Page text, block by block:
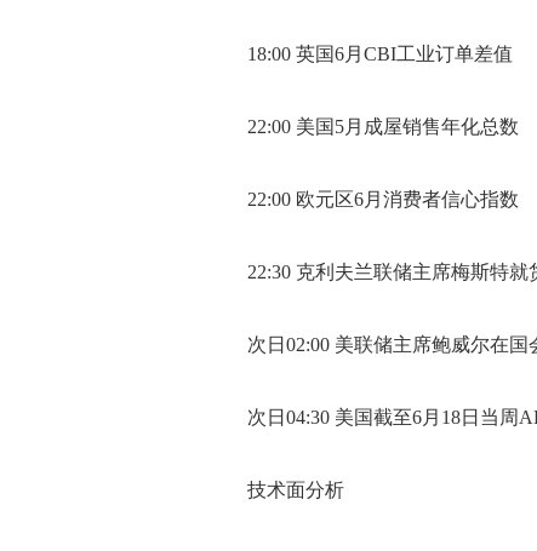
18:00 英国6月CBI工业订单差值
22:00 美国5月成屋销售年化总数
22:00 欧元区6月消费者信心指数
22:30 克利夫兰联储主席梅斯特就
次日02:00 美联储主席鲍威尔在国
次日04:30 美国截至6月18日当周
技术面分析